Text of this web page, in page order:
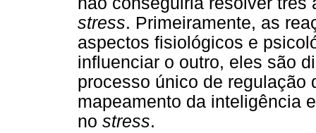
stress. Primeiramente, as
aspectos fisiológicos e
influenciar o outro, eles são
processo único de regulação
mapeamento da inteligência
no stress.